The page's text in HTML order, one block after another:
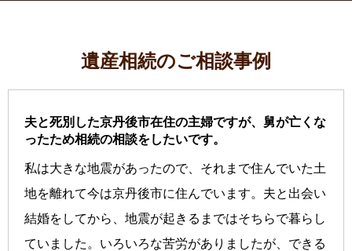
遺産相続のご相談事例
夫と死別した京丹後市在住の主婦ですが、舅が亡くな
ったため相続の相談をしたいです。
私は大きな地震があったので、それまで住んでいた土
地を離れて今は京丹後市に住んでいます。夫と出会い
結婚をしてから、地震が起きるまではそちらで暮らし
ていました。いろいろな苦労がありましたが、できる